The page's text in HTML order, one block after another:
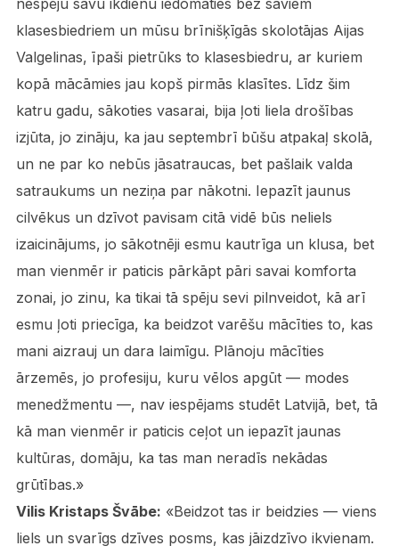
klasesbiedriem un mūsu brīnišķīgās skolotājas Aijas
Valgelinas, īpaši pietrūks to klasesbiedru, ar kuriem
kopā mācāmies jau kopš pirmās klasītes. Līdz šim
katru gadu, sākoties vasarai, bija ļoti liela drošības
izjūta, jo zināju, ka jau septembrī būšu atpakaļ skolā,
un ne par ko nebūs jāsatraucas, bet pašlaik valda
satraukums un neziņa par nākotni. Iepazīt jaunus
cilvēkus un dzīvot pavisam citā vidē būs neliels
izaicinājums, jo sākotnēji esmu kautrīga un klusa, bet
man vienmēr ir paticis pārkāpt pāri savai komforta
zonai, jo zinu, ka tikai tā spēju sevi pilnveidot, kā arī
esmu ļoti priecīga, ka beidzot varēšu mācīties to, kas
mani aizrauj un dara laimīgu. Plānoju mācīties
ārzemēs, jo profesiju, kuru vēlos apgūt — modes
menedžmentu —, nav iespējams studēt Latvijā, bet, tā
kā man vienmēr ir paticis ceļot un iepazīt jaunas
kultūras, domāju, ka tas man neradīs nekādas
grūtības.»
Vilis Kristaps Švābe: «Beidzot tas ir beidzies — viens
liels un svarīgs dzīves posms, kas jāizdzīvo ikvienam.